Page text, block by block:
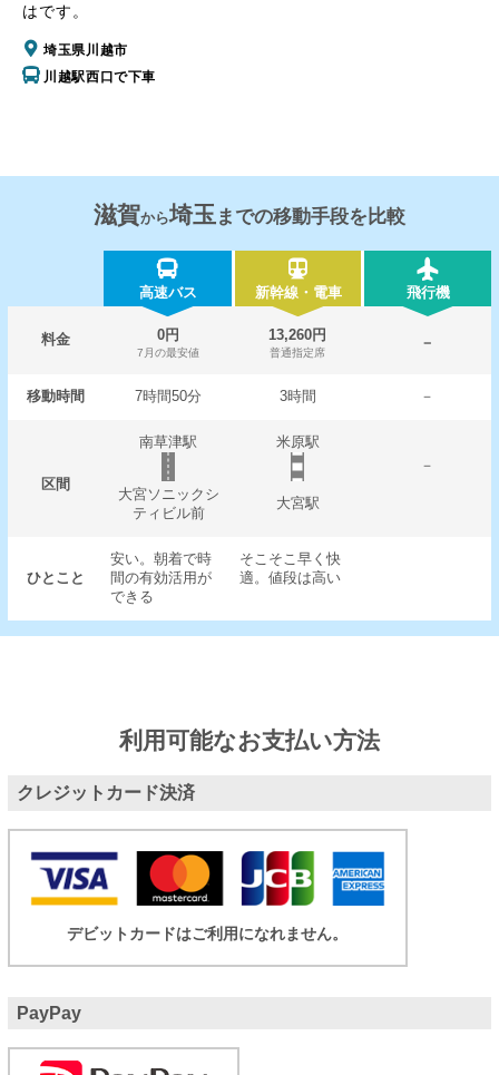
はです。
埼玉県川越市
川越駅西口で下車
滋賀から埼玉 までの移動手段を比較
高速バス 新幹線・電車 飛行機
料金 0円
7月の最安値
13,260円
普通指定席
－
移動時間 7時間50分 3時間 －
区間
南草津駅
米原駅
－
大宮ソニックシ
ティビル前
大宮駅
ひとこと
安い。朝着で時
間の有効活用が
できる
そこそこ早く快
適。値段は高い
利用可能なお支払い方法
クレジットカード決済
デビットカードはご利用になれません。
PayPay